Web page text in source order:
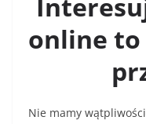
online to
Nie mamy